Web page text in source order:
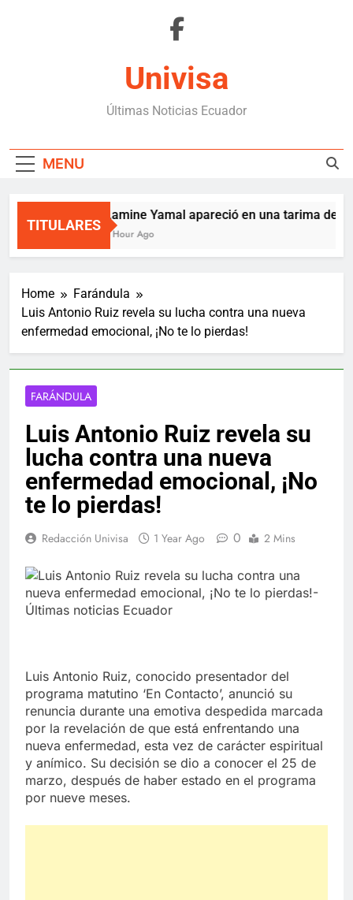
Univisa
Últimas Noticias Ecuador
MENU
TITULARES
Lamine Yamal apareció en una tarima de
1 Hour Ago
Home
Farándula
Luis Antonio Ruiz revela su lucha contra una nueva
enfermedad emocional, ¡No te lo pierdas!
FARÁNDULA
Luis Antonio Ruiz revela su
lucha contra una nueva
enfermedad emocional, ¡No
te lo pierdas!
Redacción Univisa 1 Year Ago 0 2 Mins
Luis Antonio Ruiz, conocido presentador del
programa matutino ‘En Contacto’, anunció su
renuncia durante una emotiva despedida marcada
por la revelación de que está enfrentando una
nueva enfermedad, esta vez de carácter espiritual
y anímico. Su decisión se dio a conocer el 25 de
marzo, después de haber estado en el programa
por nueve meses.